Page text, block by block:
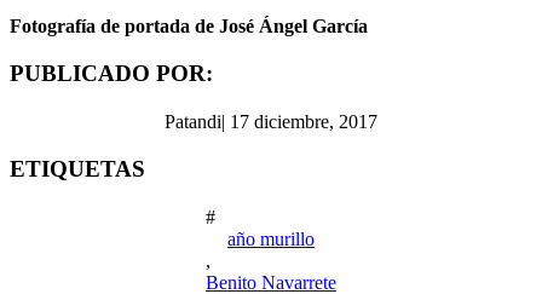
Fotografía de portada de José Ángel García
PUBLICADO POR:
Patandi| 17 diciembre, 2017
ETIQUETAS
#
año murillo
,
Benito Navarrete